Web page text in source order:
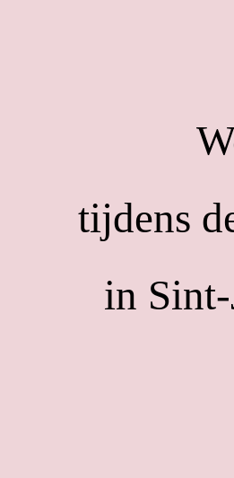
tijdens
in